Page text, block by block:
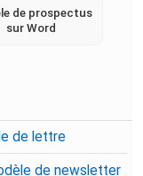
de prospectus
sur Word
de lettre
de newsletter